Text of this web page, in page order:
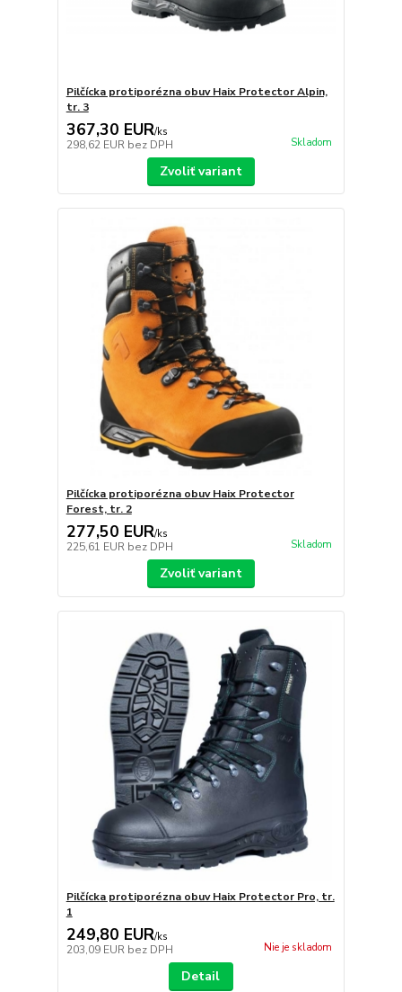
Pilčícka protiporézna obuv Haix Protector Alpin,
tr. 3
367,30 EUR/ks
298,62 EUR bez DPH Skladom
Zvoliť variant
Pilčícka protiporézna obuv Haix Protector
Forest, tr. 2
277,50 EUR/ks
225,61 EUR bez DPH Skladom
Zvoliť variant
Pilčícka protiporézna obuv Haix Protector Pro, tr.
1
249,80 EUR/ks
203,09 EUR bez DPH Nie je skladom
Detail